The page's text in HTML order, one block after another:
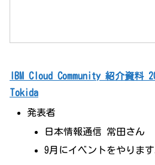
IBM Cloud Community 紹介資料
Tokida
発表者
日本情報通信 常田さん
9月にイベントをやります